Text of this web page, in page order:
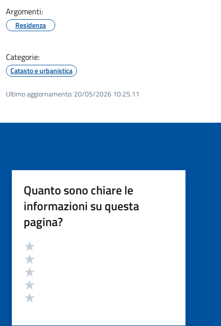
Argomenti:
Residenza
Categorie:
Catasto e urbanistica
Ultimo aggiornamento: 20/05/2026 10:25.11
Quanto sono chiare le
informazioni su questa
pagina?
Valutazione